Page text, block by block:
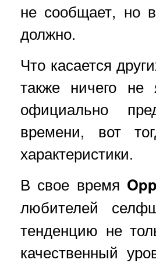
не сообщает, но
должно.
Что касается
также ничего не
официально
времени, вот
характеристики.
В свое время
любителей
тенденцию не
качественный